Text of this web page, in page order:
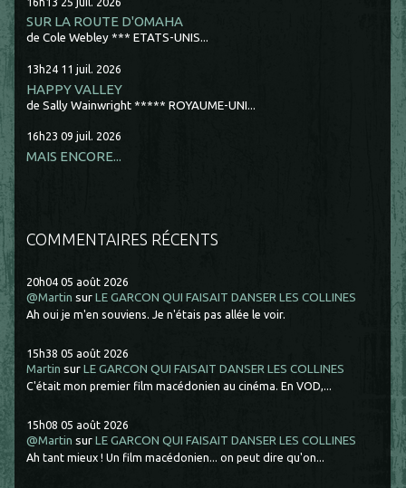
SUR LA ROUTE D'OMAHA
de Cole Webley *** ETATS-UNIS...
13h24 11 juil. 2026
HAPPY VALLEY
de Sally Wainwright ***** ROYAUME-UNI...
16h23 09 juil. 2026
MAIS ENCORE...
COMMENTAIRES RÉCENTS
20h04 05 août 2026
@Martin surLE GARCON QUI FAISAIT DANSER LES COLLINES
Ah oui je m'en souviens. Je n'étais pas allée le voir.
15h38 05 août 2026
Martin surLE GARCON QUI FAISAIT DANSER LES COLLINES
C'était mon premier film macédonien au cinéma. En VOD,...
15h08 05 août 2026
@Martin surLE GARCON QUI FAISAIT DANSER LES COLLINES
Ah tant mieux ! Un film macédonien... on peut dire qu'on...